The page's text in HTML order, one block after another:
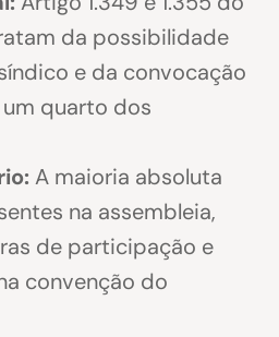
da possibilidade
e da convocação
quarto dos
A maioria absoluta
na assembleia,
de participação e
convenção do